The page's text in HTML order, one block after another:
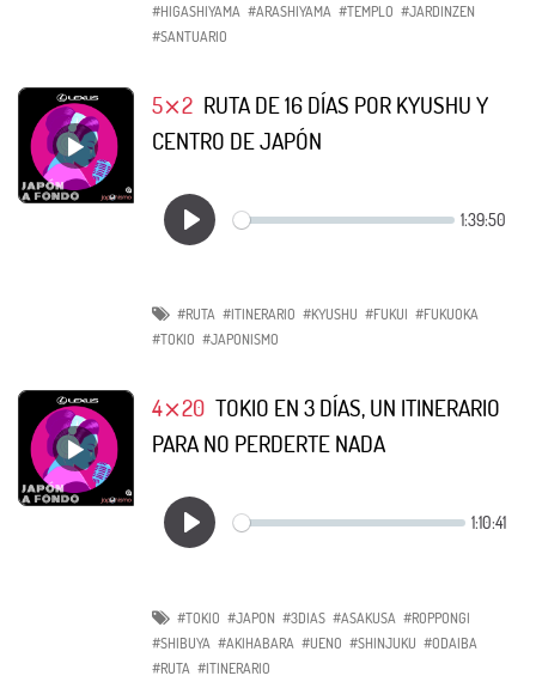
#HIGASHIYAMA #ARASHIYAMA #TEMPLO #JARDINZEN
#SANTUARIO
5⨯2 RUTA DE 16 DÍAS POR KYUSHU Y
CENTRO DE JAPÓN
#RUTA #ITINERARIO #KYUSHU #FUKUI #FUKUOKA
#TOKIO #JAPONISMO
4⨯20 TOKIO EN 3 DÍAS, UN ITINERARIO
PARA NO PERDERTE NADA
#TOKIO #JAPON #3DIAS #ASAKUSA #ROPPONGI
#SHIBUYA #AKIHABARA #UENO #SHINJUKU #ODAIBA
#RUTA #ITINERARIO